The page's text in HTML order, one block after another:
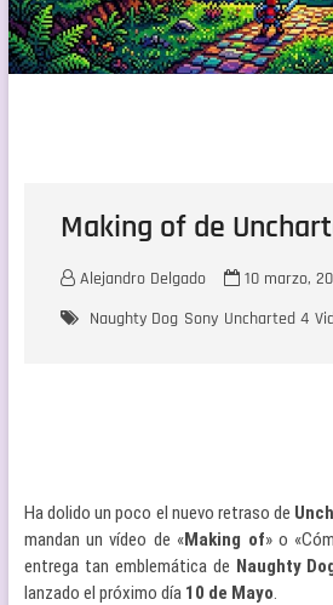
Making of de
Alejandro Delgado
10 marzo,
Naughty Dog Sony Uncharted 4
Ha dolido un poco el nuevo retraso de
mandan un vídeo de «Making of» o
entrega tan emblemática de Naughty
lanzado el próximo día 10 de Mayo.